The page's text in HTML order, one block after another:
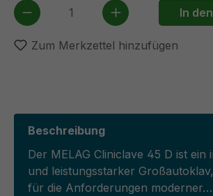
Produkt Anzahl: Gib den
In
Zum Merkzettel hinzufügen
Beschreibung
Der MELAG Cliniclave 45 D ist ein
und leistungsstarker
für die Anforderungen moderner…